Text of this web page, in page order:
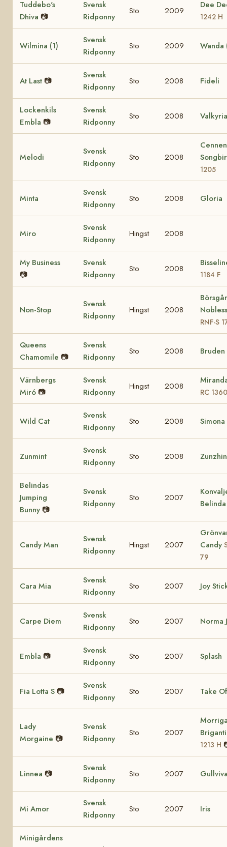
Tuddebo's
Dhiva 📷
Svensk
Ridponny
Sto 2009
Dee
1242 H
Wilmina (1)
Svensk
Ridponny
Sto 2009 Wanda
At Last 📷
Svensk
Ridponny
Sto 2008 Fideli
Lockenkils
Embla 📷
Svensk
Ridponny
Sto 2008 Valkyria
Melodi
Svensk
Ridponny
Sto 2008
Cennen
1205
Minta
Svensk
Ridponny
Sto 2008 Gloria
Miro
Svensk
Ridponny
Hingst 2008
My Business
📷
Svensk
Ridponny
Sto 2008
1184 F
Non-Stop
Svensk
Ridponny
Hingst 2008
RNF-S
Queens
Chamomile 📷
Svensk
Ridponny
Sto 2008 Bruden
Värnbergs
Miró 📷
Svensk
Ridponny
Hingst 2008
RC 1360
Wild Cat
Svensk
Ridponny
Sto 2008 Simona
Zunmint
Svensk
Ridponny
Sto 2008
Belindas
Jumping
Bunny 📷
Svensk
Ridponny
Sto 2007
Belinda
Candy Man
Svensk
Ridponny
Hingst 2007
Candy
79
Cara Mia
Svensk
Ridponny
Sto 2007 Joy
Carpe Diem
Svensk
Ridponny
Sto 2007 Norma
Embla 📷
Svensk
Ridponny
Sto 2007 Splash
Fia Lotta S 📷
Svensk
Ridponny
Sto 2007 Take
Lady
Morgaine 📷
Svensk
Ridponny
Sto 2007
1213 H
Linnea 📷
Svensk
Ridponny
Sto 2007
Mi Amor
Svensk
Ridponny
Sto 2007 Iris
Minigårdens